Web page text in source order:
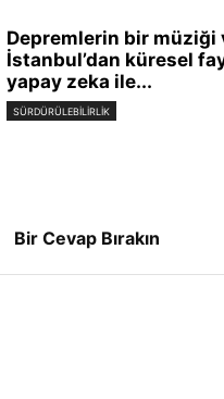
Depremlerin bir müziği
İstanbul’dan küresel
yapay zeka ile...
SÜRDÜRÜLEBILIRLIK
Bir Cevap Bırakın